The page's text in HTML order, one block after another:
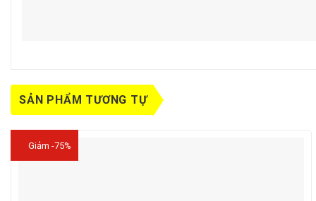
SẢN PHẨM TƯƠNG TỰ
Giảm -75%